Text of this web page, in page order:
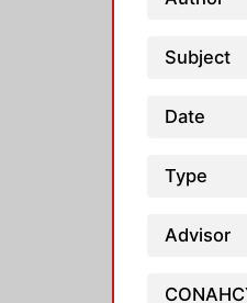
Subject
Date
Type
Advisor